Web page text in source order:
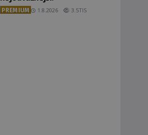
PREMIUM 1.8.2026 3.5TIS